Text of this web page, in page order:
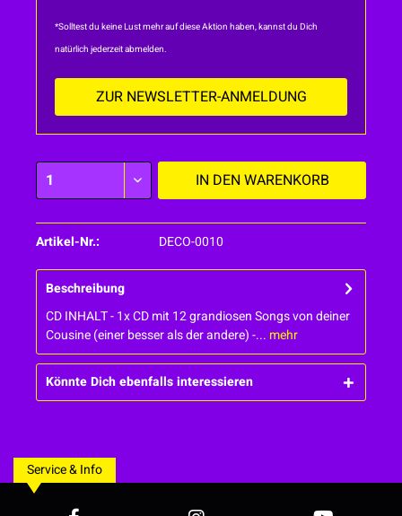
*Solltest du keine Lust mehr auf diese Aktion haben, kannst du Dich
natürlich jederzeit abmelden.
ZUR NEWSLETTER-ANMELDUNG
IN DEN WARENKORB
Artikel-Nr.: DECO-0010
Beschreibung
CD INHALT - 1x CD mit 12 grandiosen Songs von deiner
Cousine (einer besser als der andere) -... mehr
Könnte Dich ebenfalls interessieren
Service & Info